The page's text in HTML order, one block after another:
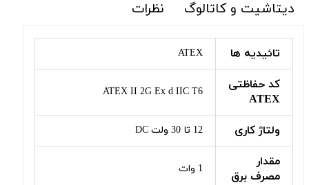
دیتاشیت و کاتالوگ نظرات
تائیدیه ها ATEX
کد حفاظتی
ATEX
ATEX II 2G Ex d IIC T6
ولتاژ کاری 12 تا 30 ولت DC
مقدار
مصرف برق
1 وات